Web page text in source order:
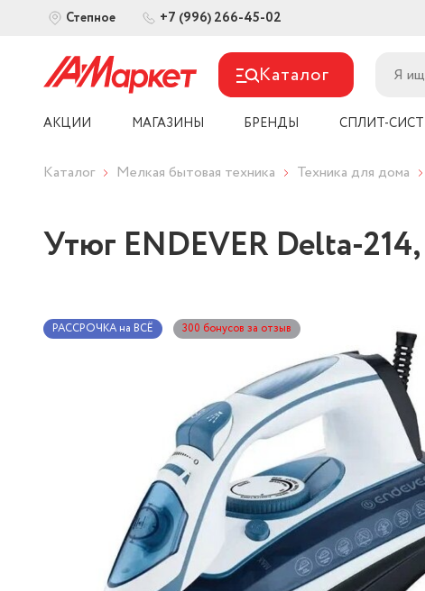
Степное +7 (996) 266-45-02
Каталог
АКЦИИ МАГАЗИНЫ БРЕНДЫ СПЛИТ-
Каталог Мелкая бытовая техника Техника для дома
Утюг ENDEVER Delta-
РАССРОЧКА на ВСЁ 300 бонусов за отзыв